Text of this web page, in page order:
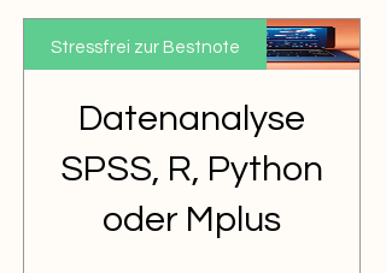
Stressfrei zur Bestnote
Datenanalyse
SPSS, R, Python
oder Mplus